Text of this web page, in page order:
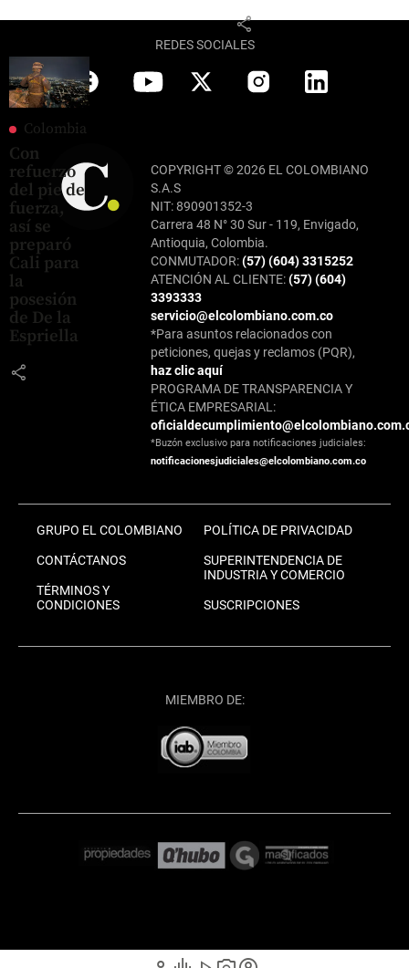
share
Colombia
Con
refuerzo
del pie de
fuerza,
así se
preparó
Cali para
la
posesión
de De la
Espriella
share
REDES SOCIALES
COPYRIGHT © 2026 EL COLOMBIANO
S.A.S
NIT: 890901352-3
Carrera 48 N° 30 Sur - 119, Envigado,
Antioquia, Colombia.
CONMUTADOR:(57) (604) 3315252
ATENCIÓN AL CLIENTE:(57) (604)
3393333
servicio@elcolombiano.com.co
*Para asuntos relacionados con
peticiones, quejas y reclamos (PQR),
haz clic aquí
PROGRAMA DE TRANSPARENCIA Y
ÉTICA EMPRESARIAL:
*Buzón exclusivo para notificaciones judiciales:
notificacionesjudiciales@elcolombiano.com.co
GRUPO EL COLOMBIANO
CONTÁCTANOS
TÉRMINOS Y
CONDICIONES
POLÍTICA DE PRIVACIDAD
SUPERINTENDENCIA DE
INDUSTRIA Y COMERCIO
SUSCRIPCIONES
MIEMBRO DE: